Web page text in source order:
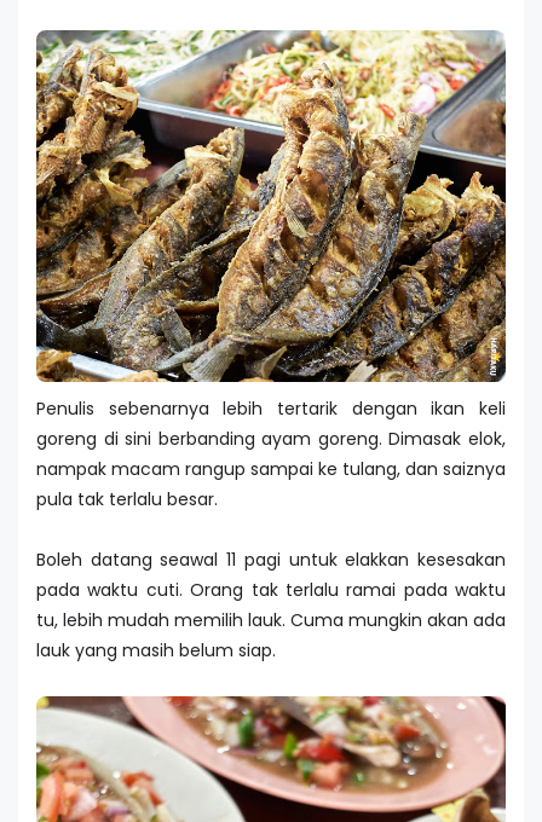
Penulis sebenarnya lebih tertarik dengan ikan keli
goreng di sini berbanding ayam goreng. Dimasak elok,
nampak macam rangup sampai ke tulang, dan saiznya
pula tak terlalu besar.
Boleh datang seawal 11 pagi untuk elakkan kesesakan
pada waktu cuti. Orang tak terlalu ramai pada waktu
tu, lebih mudah memilih lauk. Cuma mungkin akan ada
lauk yang masih belum siap.